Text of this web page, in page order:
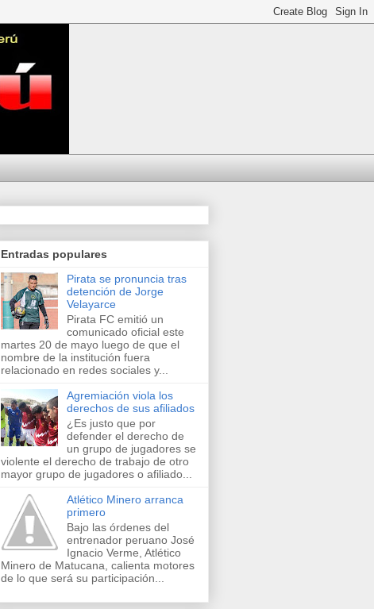
Entradas populares
Pirata se pronuncia tras
detención de Jorge
Velayarce
Pirata FC emitió un
comunicado oficial este
martes 20 de mayo luego de que el
nombre de la institución fuera
relacionado en redes sociales y...
Agremiación viola los
derechos de sus afiliados
¿Es justo que por
defender el derecho de
un grupo de jugadores se
violente el derecho de trabajo de otro
mayor grupo de jugadores o afiliado...
Atlético Minero arranca
primero
Bajo las órdenes del
entrenador peruano José
Ignacio Verme, Atlético
Minero de Matucana, calienta motores
de lo que será su participación...